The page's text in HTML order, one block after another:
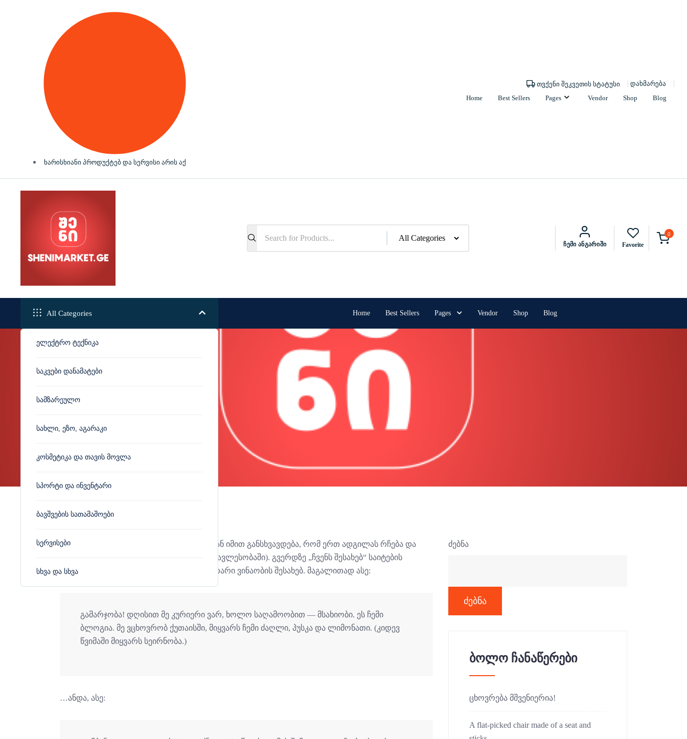
ხარისხიანი პროდუქტებ და სერვისი არის აქ
თვქენი შეკვეთის სტატუსი
დახმარება
Home
Best Sellers Pages Vendor Shop Blog
Ჩემი Ანგარიში Favorite
0
All Categories
Ელექტრო Ტექნიკა
Საკვები Დანამატები
Სამზარეულო
Სახლი, Ეზო, Აგარაკი
Კოსმეტიკა Და Თავის Მოვლა
Სპორტი Და Ინვენტარი
Ბავშვების Სათამაშოები
Სერვისები
Სხვა Და Სხვა
Home Best Sellers Pages Vendor Shop Blog
SheniMarket.ge
ეს არის გვერდის მაგალითი. ჩანაწერისგან იმით განსხვავდება, რომ ერთ ადგილას რჩება და
გამოჩნდება საიტის მენიუში (თემების უმრავლესობაში). გვერდზე „ჩვენს შესახებ“ საიტების
მფლობელებს შეუძლიათ დაწერონ საკუთარი ვინაობის შესახებ. მაგალითად ასე:
გამარჯობა! დღისით მე კურიერი ვარ, ხოლო საღამოობით — მსახიობი. ეს ჩემი
ბლოგია. მე ვცხოვრობ ქუთაისში, მიყვარს ჩემი ძაღლი, პუსკა და ლიმონათი. (კიდევ
წვიმაში მიყვარს სეირნობა.)
…ანდა, ასე:
ძებნა
ძებნა
ბოლო ჩანაწერები
ცხოვრება მშვენიერია!
A flat-picked chair made of a seat and